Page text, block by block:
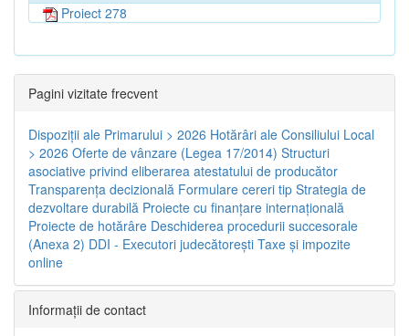
Proiect 278
Pagini vizitate frecvent
Dispoziţii ale Primarului > 2026 Hotărâri ale Consiliului Local
> 2026 Oferte de vânzare (Legea 17/2014) Structuri
asociative privind eliberarea atestatului de producător
Transparenţa decizională Formulare cereri tip Strategia de
dezvoltare durabilă Proiecte cu finanţare internaţională
Proiecte de hotărâre Deschiderea procedurii succesorale
(Anexa 2) DDI - Executori judecătorești Taxe şi impozite
online
Informaţii de contact